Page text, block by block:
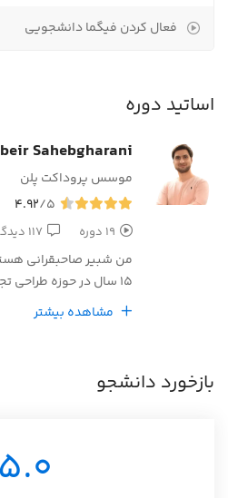
فعال کردن فیگما دانشجویی
اساتید دوره
Sahebgharani
موسس پروداکت پلن
4.92/5
19 دوره 117 دیدگاه
من شبیر صاحبقرانی
15 سال در حوزه طراحی
محصول کار کردم.
مشاور شرکت‌های همراه
در برنامه نویسی هم
خیلی دوست دارم به
نرم و رشد فردی کمک کنم.
مشاهده بیشتر
بازخورد دانشجو
5.0